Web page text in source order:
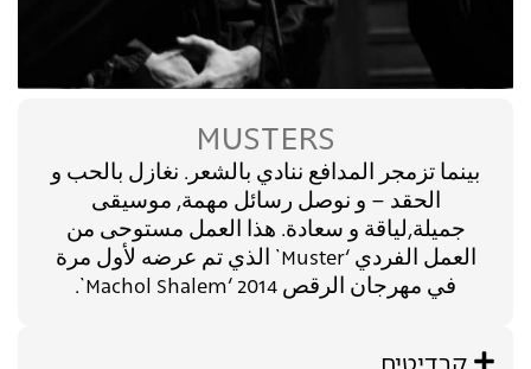
MUSTERS
بينما تزمجر المدافع ننادي بالشعر. نغازل بالحب و
الحقد – و نوصل رسائل مهمة, موسيقى
جميلة,لياقة و سعادة. هذا العمل مستوحى من
العمل الفردي ‘Muster` الذي تم عرضه لأول مرة
في مهرجان الرقص 2014 ‘Machol Shalem`.